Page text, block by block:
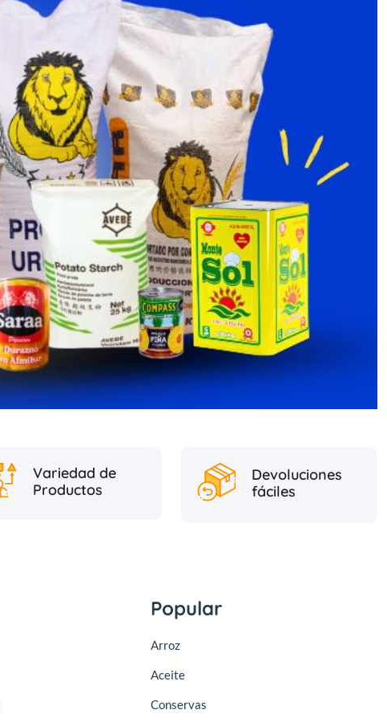
Variedad de
Productos
Devoluciones
fáciles
Popular
Arroz
Aceite
Conservas